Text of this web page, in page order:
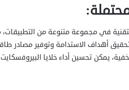
في مجموعة متنوعة من التطبيقات،
أهداف الاستدامة وتوفير مصادر
يمكن تحسين أداء خلايا